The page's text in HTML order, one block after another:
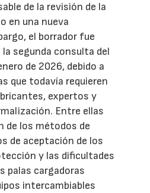
de la revisión de la
en una nueva
el borrador fue
segunda consulta del
de 2026, debido a
que todavía requieren
expertos y
Entre ellas
de los métodos de
de aceptación de los
y las dificultades
palas cargadoras
intercambiables